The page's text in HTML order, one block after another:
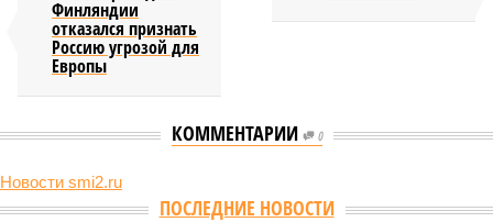
Финляндии
отказался признать
Россию угрозой для
Европы
КОММЕНТАРИИ 0
Новости smi2.ru
ПОСЛЕДНИЕ НОВОСТИ